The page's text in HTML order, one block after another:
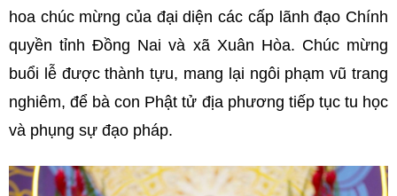
hoa chúc mừng của đại diện các cấp lãnh đạo Chính
quyền tỉnh Đồng Nai và xã Xuân Hòa. Chúc mừng
buổi lễ được thành tựu, mang lại ngôi phạm vũ trang
nghiêm, để bà con Phật tử địa phương tiếp tục tu học
và phụng sự đạo pháp.